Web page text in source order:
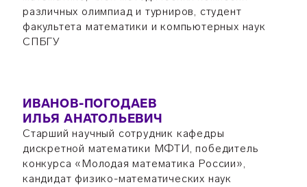
различных олимпиад и турниров, студент
факультета математики и компьютерных наук
СПБГУ
ИВАНОВ-ПОГОДАЕВ
ИЛЬЯ АНАТОЛЬЕВИЧ
Старший научный сотрудник кафедры
дискретной математики МФТИ, победитель
конкурса «Молодая математика России»,
кандидат физико-математических наук